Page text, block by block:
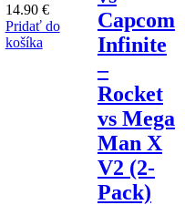
14.90 €
Pridať do
košíka
Capcom
Infinite
–
Rocket
vs Mega
Man X
V2 (2-
Pack)